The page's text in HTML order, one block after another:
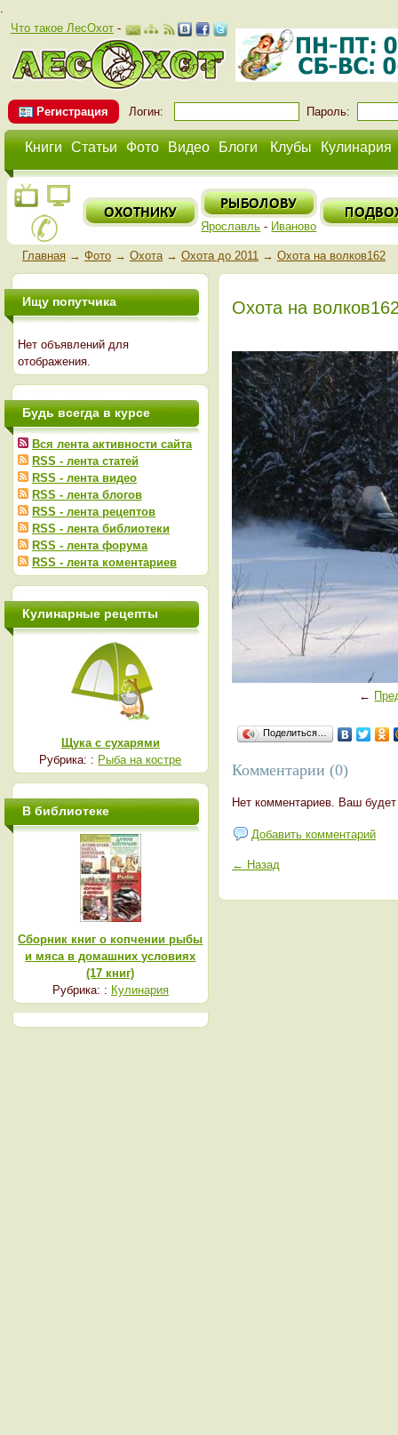
.
Что такое ЛесОхот-
Регистрация Логин: Пароль:
Книги Статьи Фото Видео Блоги Клубы Кулинария
Ярославль - Иваново
Главная→ Фото→ Охота→ Охота до 2011→ Охота на волков162
Охота на
←
Поделиться…
Комментарии (0)
Нет комментариев. Ваш
Добавить комментарий
← Назад
Ищу попутчика
Нет объявлений для
отображения.
Будь всегда в курсе
Вся лента активности сайта
RSS - лента статей
RSS - лента видео
RSS - лента блогов
RSS - лента рецептов
RSS - лента библиотеки
RSS - лента форума
RSS - лента коментариев
Кулинарные рецепты
Щука с сухарями
Рубрика: : Рыба на костре
В библиотеке
Сборник книг о копчении рыбы
и мяса в домашних условиях
(17 книг)
Рубрика: : Кулинария